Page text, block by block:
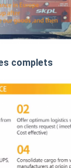
complets